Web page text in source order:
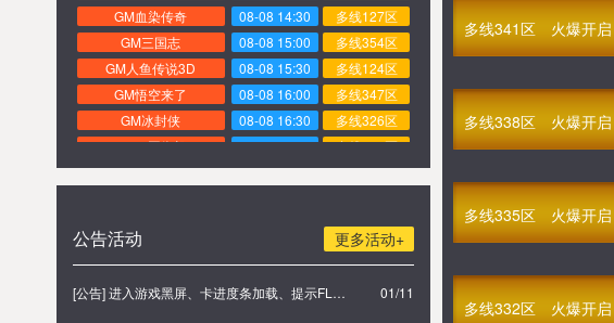
GM血染传奇
08-08 14:30
多线127区
GM三国志
08-08 15:00
多线354区
GM人鱼传说3D
08-08 15:30
多线124区
GM悟空来了
08-08 16:00
多线347区
GM冰封侠
08-08 16:30
多线326区
GM三国街机
08-08 17:00
多线131区
GM圣火明尊
08-06 17:00
多线400区
多线140区
GM武者无敌
多线359区
满V炎龙传奇
08-06 14:30
多线341区
更多活动+
公告活动
[公告] 进入游戏黑屏、卡进度条加载、提示FLASH无法加载解决办法 01/11
多线341区 火爆开启
多线338区 火爆开启
多线335区 火爆开启
多线332区 火爆开启